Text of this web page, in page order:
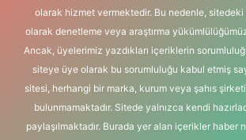
olarak hizmet vermektedir. Bu nedenle,
olarak denetleme veya araştırma
Ancak, üyelerimiz yazdıkları içeriklerin
siteye üye olarak bu sorumluluğu kabul etmiş
sitesi, herhangi bir marka, kurum veya şahıs
bulunmamaktadır. Sitede yalnızca kendi
paylaşılmaktadır. Burada yer alan içerikler haber